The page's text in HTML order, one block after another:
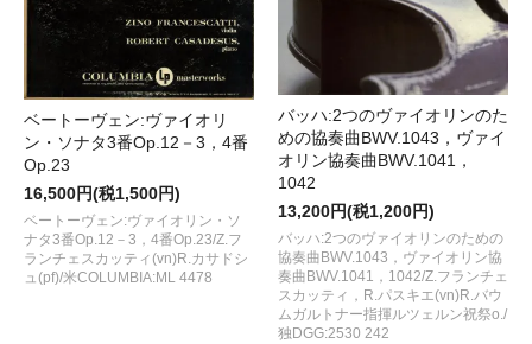
ベートーヴェン:ヴァイオリ
ン・ソナタ3番Op.12－3，4番
Op.23
16,500円(税1,500円)
ベートーヴェン:ヴァイオリン・ソ
ナタ3番Op.12－3，4番Op.23/Z.フ
ランチェスカッティ(vn)R.カサドシ
ュ(pf)/米COLUMBIA:ML 4478
バッハ:2つのヴァイオリンのた
めの協奏曲BWV.1043，ヴァイ
オリン協奏曲BWV.1041，
1042
13,200円(税1,200円)
バッハ:2つのヴァイオリンのための
協奏曲BWV.1043，ヴァイオリン協
奏曲BWV.1041，1042/Z.フランチェ
スカッティ，R.パスキエ(vn)R.バウ
ムガルトナー指揮ルツェルン祝祭o./
独DGG:2530 242